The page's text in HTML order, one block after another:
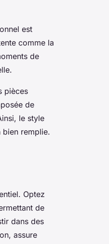
est
comme la
de
pièces
de
le style
bien remplie.
Optez
de
dans des
assure